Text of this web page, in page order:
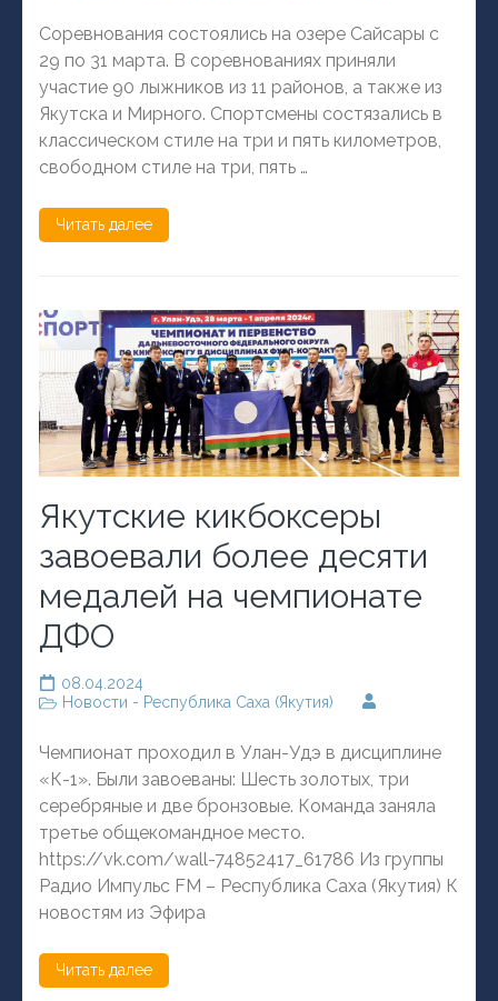
Соревнования состоялись на озере Сайсары с
29 по 31 марта. В соревнованиях приняли
участие 90 лыжников из 11 районов, а также из
Якутска и Мирного. Спортсмены состязались в
классическом стиле на три и пять километров,
свободном стиле на три, пять …
Читать далее
Якутские кикбоксеры
завоевали более десяти
медалей на чемпионате
ДФО
08.04.2024
Новости - Республика Саха (Якутия)
Чемпионат проходил в Улан-Удэ в дисциплине
«К-1». Были завоеваны: Шесть золотых, три
серебряные и две бронзовые. Команда заняла
третье общекомандное место.
https://vk.com/wall-74852417_61786 Из группы
Радио Импульс FM – Республика Саха (Якутия) К
новостям из Эфира
Читать далее